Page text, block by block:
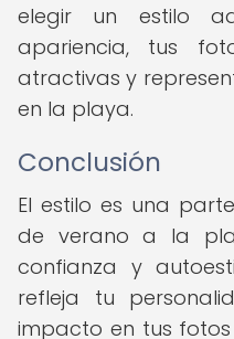
elegir un estilo
apariencia, tus
atractivas y
en la playa.
Conclusión
El estilo es una
de verano a la
confianza y
refleja tu
impacto en tus